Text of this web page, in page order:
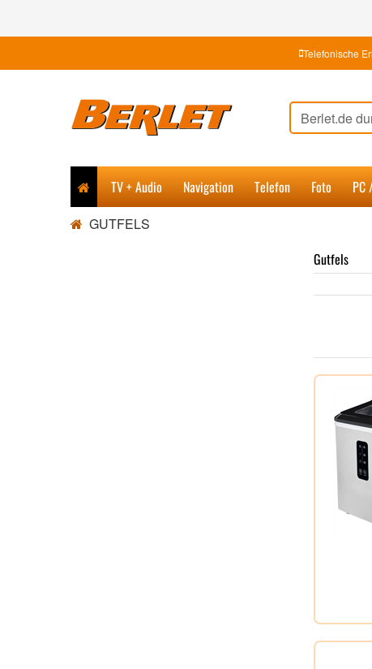
Telefonische
TV + Audio Navigation Telefon Foto
GUTFELS
Gutfels